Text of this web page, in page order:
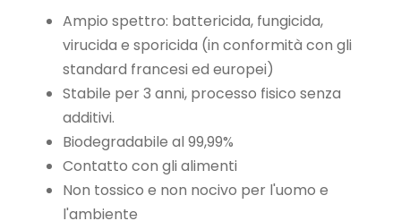
Ampio spettro: battericida, fungicida,
virucida e sporicida (in conformità con gli
standard francesi ed europei)
Stabile per 3 anni, processo fisico senza
additivi.
Biodegradabile al 99,99%
Contatto con gli alimenti
Non tossico e non nocivo per l'uomo e
l'ambiente